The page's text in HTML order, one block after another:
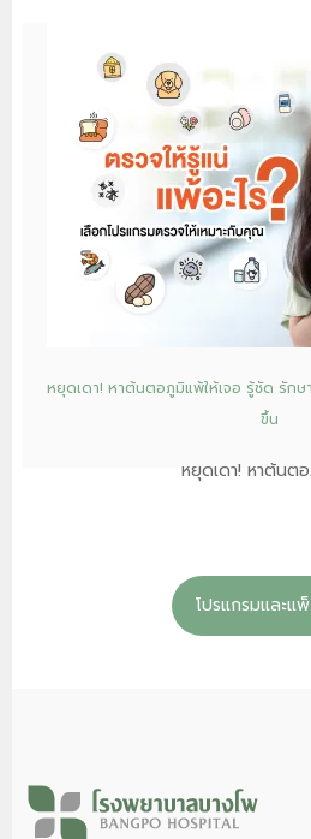
หยุดเดา! หาต้นตอภูมิแพ้ให้เจอ รู้ชัด รัก
ขึ้น
หยุดเดา! หาต้นต
โปรแกรมและแ